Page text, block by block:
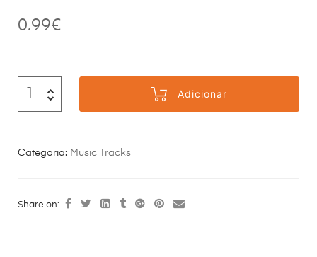
0.99€
Adicionar
Categoria: Music Tracks
Share on: